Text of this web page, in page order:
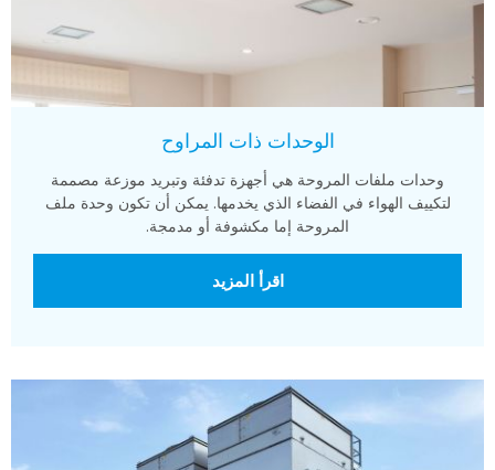
الوحدات ذات المراوح
وحدات ملفات المروحة هي أجهزة تدفئة وتبريد موزعة مصممة
لتكييف الهواء في الفضاء الذي يخدمها. يمكن أن تكون وحدة ملف
المروحة إما مكشوفة أو مدمجة.
اقرأ المزيد